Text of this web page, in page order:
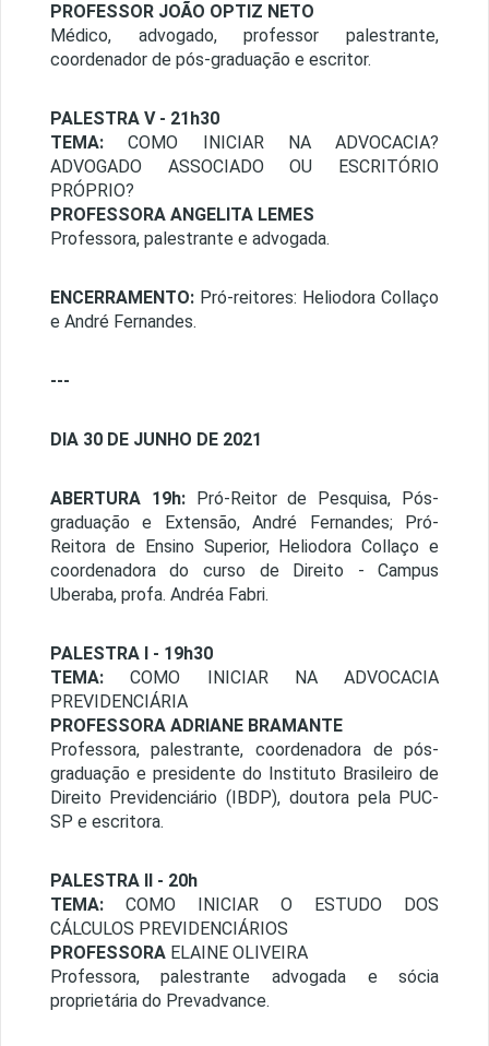
PROFESSOR JOÃO OPTIZ NETO
Médico, advogado, professor palestrante,
coordenador de pós-graduação e escritor.
PALESTRA V - 21h30
TEMA:COMO INICIAR NA ADVOCACIA?
ADVOGADO ASSOCIADO OU ESCRITÓRIO
PRÓPRIO?
PROFESSORA ANGELITA LEMES
Professora, palestrante e advogada.
ENCERRAMENTO: Pró-reitores: Heliodora Collaço
e André Fernandes.
---
DIA 30 DE JUNHO DE 2021
ABERTURA 19h:Pró-Reitor de Pesquisa, Pós-
graduação e Extensão, André Fernandes; Pró-
Reitora de Ensino Superior, Heliodora Collaço e
coordenadora do curso de Direito - Campus
Uberaba, profa. Andréa Fabri.
PALESTRA I - 19h30
TEMA:COMO INICIAR NA ADVOCACIA
PREVIDENCIÁRIA
PROFESSORA ADRIANE BRAMANTE
Professora, palestrante, coordenadora de pós-
graduação e presidente do Instituto Brasileiro de
Direito Previdenciário (IBDP), doutora pela PUC-
SP e escritora.
PALESTRA II - 20h
TEMA:COMO INICIAR O ESTUDO DOS
CÁLCULOS PREVIDENCIÁRIOS
PROFESSORA ELAINE OLIVEIRA
Professora, palestrante advogada e sócia
proprietária do Prevadvance.